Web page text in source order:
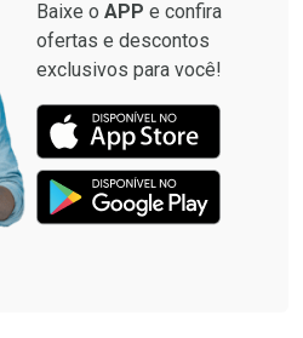
Baixe o APP e confira
ofertas e descontos
exclusivos para você!